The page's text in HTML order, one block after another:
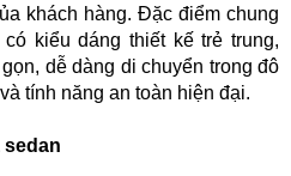
khách hàng. Đặc điểm chung
kiểu dáng thiết kế trẻ trung,
dễ dàng di chuyển trong đô
tính năng an toàn hiện đại.
sedan